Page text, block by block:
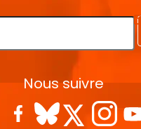
Nous suivre